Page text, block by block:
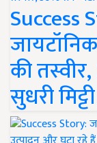
Success
की
सुधरी